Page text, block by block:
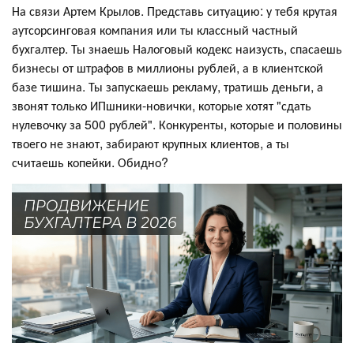
На связи Артем Крылов. Представь ситуацию: у тебя крутая
аутсорсинговая компания или ты классный частный
бухгалтер. Ты знаешь Налоговый кодекс наизусть, спасаешь
бизнесы от штрафов в миллионы рублей, а в клиентской
базе тишина. Ты запускаешь рекламу, тратишь деньги, а
звонят только ИПшники-новички, которые хотят "сдать
нулевочку за 500 рублей". Конкуренты, которые и половины
твоего не знают, забирают крупных клиентов, а ты
считаешь копейки. Обидно?